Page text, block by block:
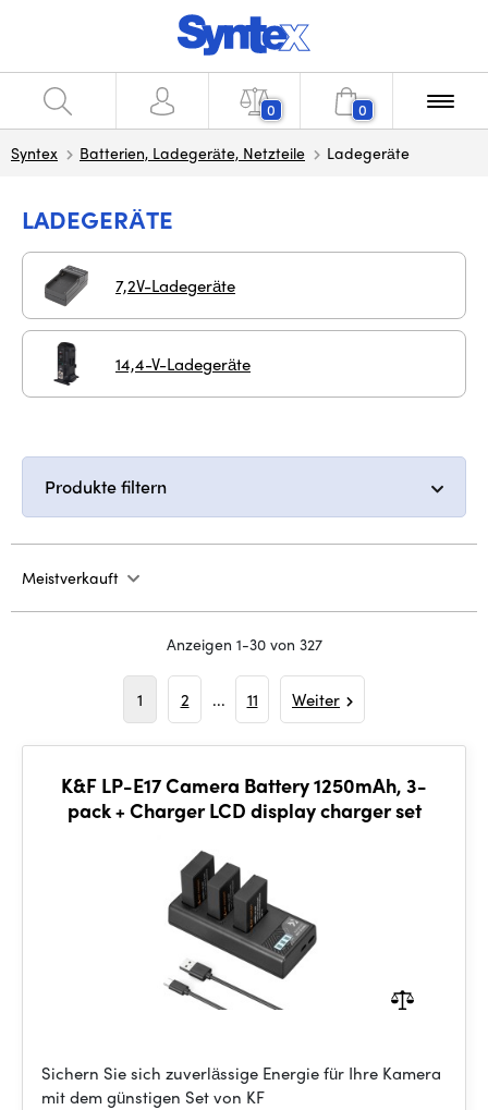
0 0
Syntex Batterien, Ladegeräte, Netzteile Ladegeräte
LADEGERÄTE
7,2V-Ladegeräte
14,4-V-Ladegeräte
Produkte filtern
Meistverkauft
Anzeigen 1-30 von 327
1 2 ... 11 Weiter
K&F LP-E17 Camera Battery 1250mAh, 3-
pack + Charger LCD display charger set
Sichern Sie sich zuverlässige Energie für Ihre Kamera
mit dem günstigen Set von KF